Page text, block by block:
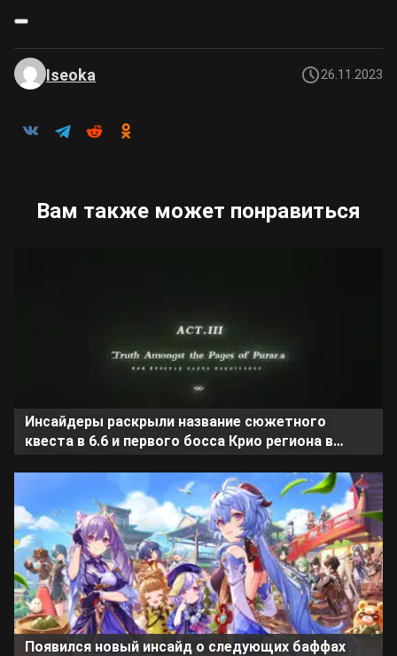
Iseoka 26.11.2023
Вам также может понравиться
Инсайдеры раскрыли название сюжетного
квеста в 6.6 и первого босса Крио региона в
Появился новый инсайд о следующих баффах